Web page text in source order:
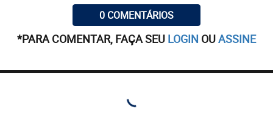
0 COMENTÁRIOS
*PARA COMENTAR, FAÇA SEU LOGIN OUASSINE